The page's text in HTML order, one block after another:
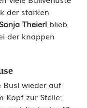
der starken
Sonja Theierl blieb
der knappen
wieder auf
Kopf zur Stelle: